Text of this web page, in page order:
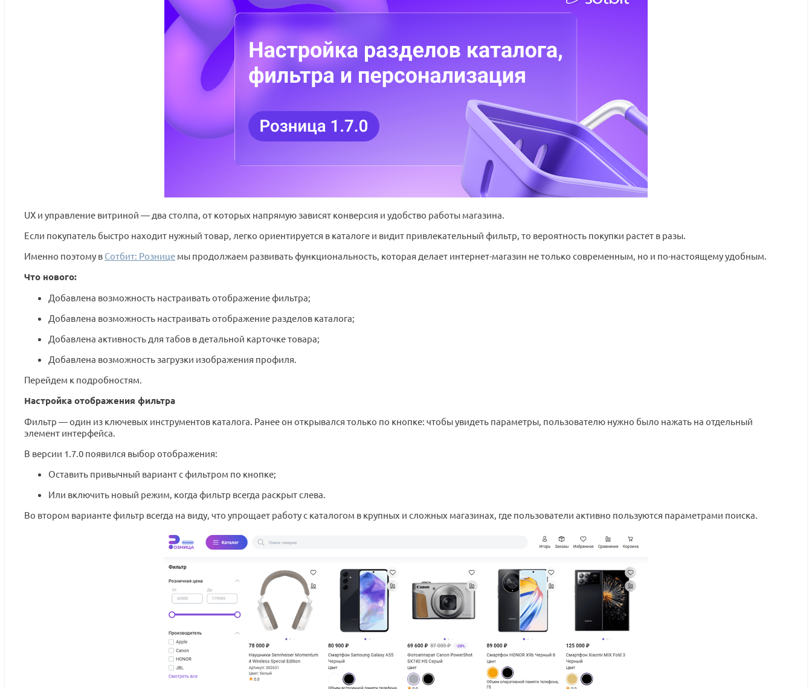
UX и управление витриной — два столпа, от которых напрямую зависят конверсия и удобство работы магазина.
Если покупатель быстро находит нужный товар, легко ориентируется в каталоге и видит привлекательный фильтр, то вероятность покупки растет в разы.
Именно поэтому в Сотбит: Рознице мы продолжаем развивать функциональность, которая делает интернет-магазин не только современным, но и по-настоящему удобным.
Что нового:
Добавлена возможность настраивать отображение фильтра;
Добавлена возможность настраивать отображение разделов каталога;
Добавлена активность для табов в детальной карточке товара;
Добавлена возможность загрузки изображения профиля.
Перейдем к подробностям.
Настройка отображения фильтра
Фильтр — один из ключевых инструментов каталога. Ранее он открывался только по кнопке: чтобы увидеть параметры, пользователю нужно было нажать на отдельный
элемент интерфейса.
В версии 1.7.0 появился выбор отображения:
Оставить привычный вариант с фильтром по кнопке;
Или включить новый режим, когда фильтр всегда раскрыт слева.
Во втором варианте фильтр всегда на виду, что упрощает работу с каталогом в крупных и сложных магазинах, где пользователи активно пользуются параметрами поиска.